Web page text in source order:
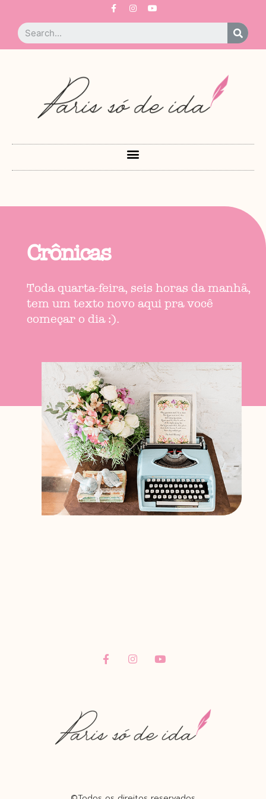
Crônicas
Toda quarta-feira, seis horas da manhã,
tem um texto novo aqui pra você
começar o dia :).